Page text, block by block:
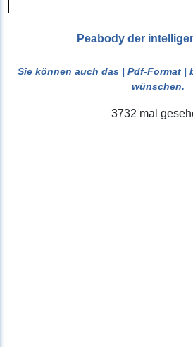
Peabody der
Sie können auch das | Pdf-Format |
wünschen.
3732 mal